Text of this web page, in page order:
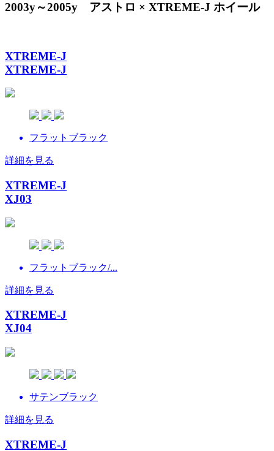
2003y～2005y アストロ × XTREME-J ホイール
XTREME-J
XTREME-J
フラットブラック
詳細を見る
XTREME-J
XJ03
フラットブラック/...
詳細を見る
XTREME-J
XJ04
サテンブラック
詳細を見る
XTREME-J